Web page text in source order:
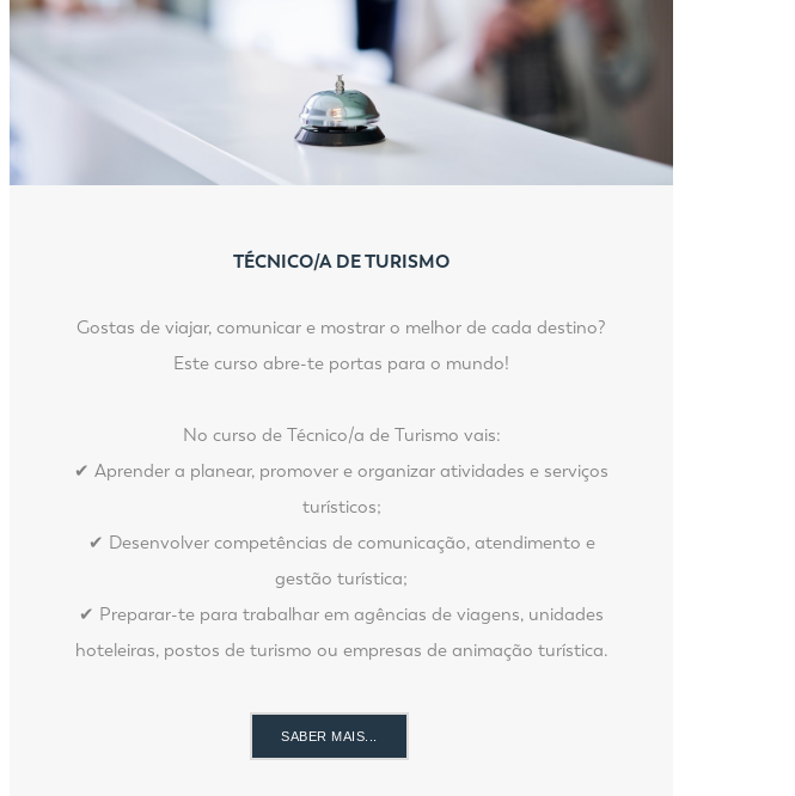
TÉCNICO/A DE TURISMO
Gostas de viajar, comunicar e mostrar o melhor de cada destino?
Este curso abre-te portas para o mundo!
No curso de Técnico/a de Turismo vais:
✔ Aprender a planear, promover e organizar atividades e serviços
turísticos;
✔ Desenvolver competências de comunicação, atendimento e
gestão turística;
✔ Preparar-te para trabalhar em agências de viagens, unidades
hoteleiras, postos de turismo ou empresas de animação turística.
SABER MAIS...